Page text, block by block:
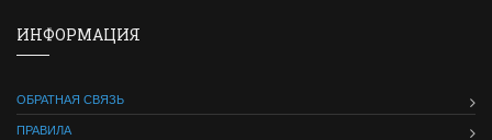
ИНФОРМАЦИЯ
ОБРАТНАЯ СВЯЗЬ
ПРАВИЛА